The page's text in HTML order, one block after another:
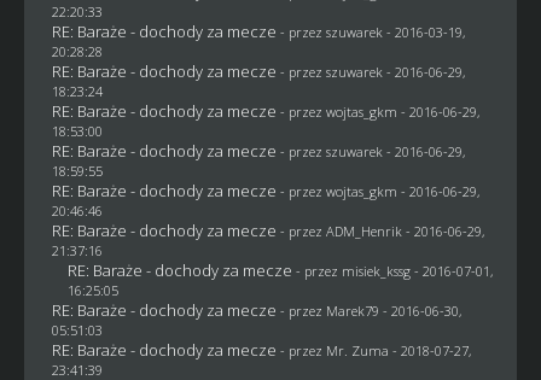
22:20:33
RE: Baraże - dochody za mecze - przez szuwarek - 2016-03-19,
20:28:28
RE: Baraże - dochody za mecze - przez szuwarek - 2016-06-29,
18:23:24
RE: Baraże - dochody za mecze - przez wojtas_gkm - 2016-06-29,
18:53:00
RE: Baraże - dochody za mecze - przez szuwarek - 2016-06-29,
18:59:55
RE: Baraże - dochody za mecze - przez wojtas_gkm - 2016-06-29,
20:46:46
RE: Baraże - dochody za mecze - przez ADM_Henrik - 2016-06-29,
21:37:16
RE: Baraże - dochody za mecze - przez misiek_kssg- 2016-07-01,
16:25:05
RE: Baraże - dochody za mecze - przez Marek79 - 2016-06-30,
05:51:03
RE: Baraże - dochody za mecze - przez Mr. Zuma - 2018-07-27,
23:41:39